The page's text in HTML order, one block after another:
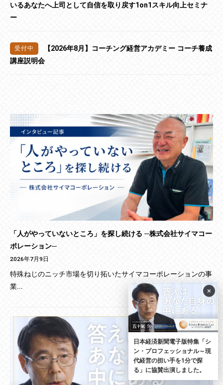
いるあなたへ上司として自信を取り戻す1on1スキル向上セミナ
ー
【2026年8月】コーチング経営アカデミー コーチ養成
講座説明会
「人がやっていないところ」を探し続ける ─株式会社サイマコー
ポレーション─
2026年7月9日
特殊ねじのニッチ市場を切り拓いたサイマコーポレーションの事
業...
×
日本経済新聞電子版特集「シ
ン・プロフェッショナル～現
代経営の担い手を1分で探
る」に協賛出演しました。